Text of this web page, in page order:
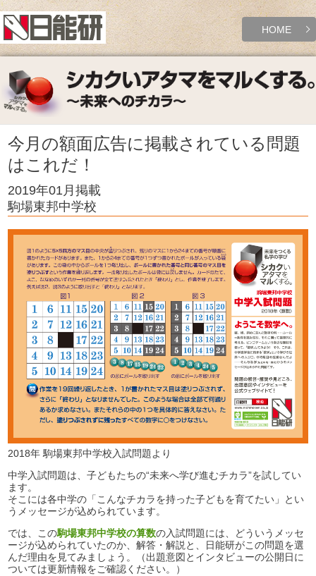
HOME
今月の額面広告に掲載されている問題
はこれだ！
2019年01月掲載
駒場東邦中学校
2018年 駒場東邦中学校入試問題より
中学入試問題は、子どもたちの“未来へ学び進むチカラ”を試してい
ます。
そこには各中学の「こんなチカラを持った子どもを育てたい」とい
うメッセージが込められています。
では、この駒場東邦中学校の算数の入試問題には、どういうメッセ
ージが込められていたのか、解答・解説と、日能研がこの問題を選
んだ理由を見てみましょう。（出題意図とインタビューの公開日に
ついては更新情報をご確認ください。）